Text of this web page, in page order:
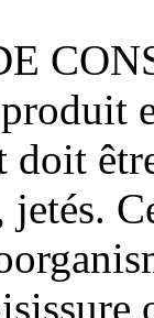
doit